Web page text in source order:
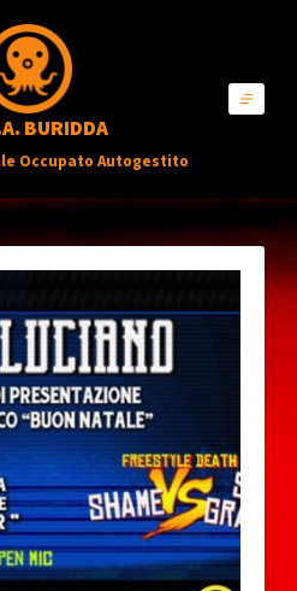
BURIDDA
Occupato Autogestito